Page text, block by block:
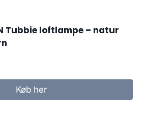
Tubbie loftlampe – natur
Køb her